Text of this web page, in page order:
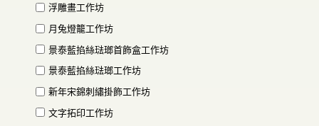
浮雕畫工作坊
月兔燈籠工作坊
景泰藍掐絲琺瑯首飾盒工作坊
景泰藍掐絲琺瑯工作坊
新年宋錦刺繡掛飾工作坊
文字拓印工作坊